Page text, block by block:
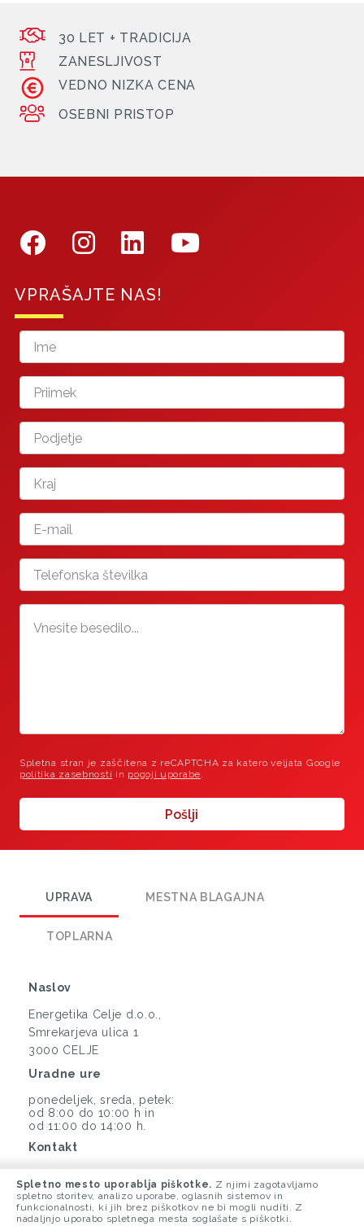
30 LET + TRADICIJA
ZANESLJIVOST
VEDNO NIZKA CENA
OSEBNI PRISTOP
VPRAŠAJTE NAS!
Spletna stran je zaščitena z reCAPTCHA za katero veljata Google
politika zasebnosti in pogoji uporabe.
Pošlji
UPRAVA MESTNA BLAGAJNA
TOPLARNA
Naslov
Energetika Celje d.o.o.,
Smrekarjeva ulica 1
3000 CELJE
Uradne ure
ponedeljek, sreda, petek:
od 8:00 do 10:00 h in
od 11:00 do 14:00 h.
Kontakt
info@energetika-ce.si
Spletno mesto uporablja piškotke. Z njimi zagotavljamo
spletno storitev, analizo uporabe, oglasnih sistemov in
funkcionalnosti, ki jih brez piškotkov ne bi mogli nuditi. Z
nadaljnjo uporabo spletnega mesta soglašate s piškotki.